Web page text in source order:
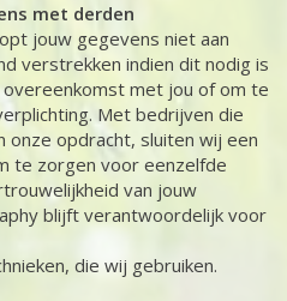
met derden
jouw gegevens niet aan
verstrekken indien dit nodig is
met jou of om te
Met bedrijven die
onze opdracht, sluiten wij een
te zorgen voor eenzelfde
van jouw
blijft verantwoordelijk voor
die wij gebruiken.